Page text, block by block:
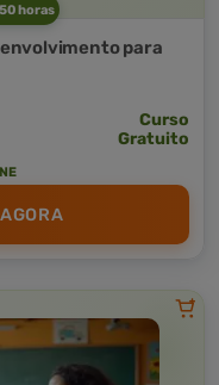
horas
para
Curso
Gratuito